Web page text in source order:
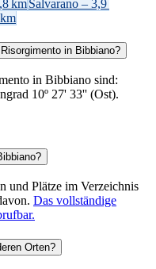
kmSalvarano – 3,9
in Bibbiano?
in Bibbiano sind:
10º 27' 33'' (Ost).
und Plätze im Verzeichnis
Das vollständige
Orten?